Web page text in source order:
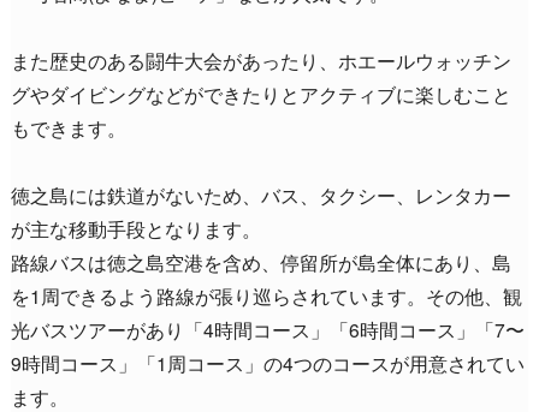
また歴史のある闘牛大会があったり、ホエールウォッチン
グやダイビングなどができたりとアクティブに楽しむこと
もできます。
徳之島には鉄道がないため、バス、タクシー、レンタカー
が主な移動手段となります。
路線バスは徳之島空港を含め、停留所が島全体にあり、島
を1周できるよう路線が張り巡らされています。その他、観
光バスツアーがあり「4時間コース」「6時間コース」「7〜
9時間コース」「1周コース」の4つのコースが用意されてい
ます。